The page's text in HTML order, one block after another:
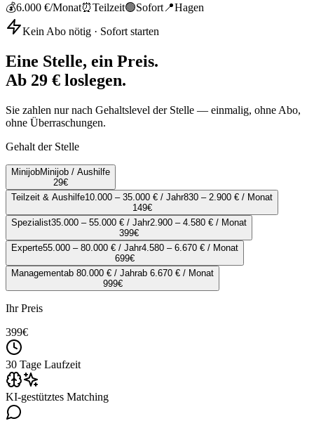
💰6.000 €/Monat⏰Teilzeit🟢Sofort 📍Hagen
Kein Abo nötig · Sofort starten
Eine Stelle, ein Preis.
Ab 29 € loslegen.
Sie zahlen nur nach Gehaltslevel der Stelle — einmalig, ohne Abo,
ohne Überraschungen.
Gehalt der Stelle
MinijobMinijob / Aushilfe
29€
Teilzeit & Aushilfe10.000 – 35.000 € / Jahr830 – 2.900 € / Monat
149€
Spezialist35.000 – 55.000 € / Jahr2.900 – 4.580 € / Monat
399€
Experte55.000 – 80.000 € / Jahr4.580 – 6.670 € / Monat
699€
Managementab 80.000 € / Jahrab 6.670 € / Monat
999€
Ihr Preis
399€
30 Tage Laufzeit
KI-gestütztes Matching